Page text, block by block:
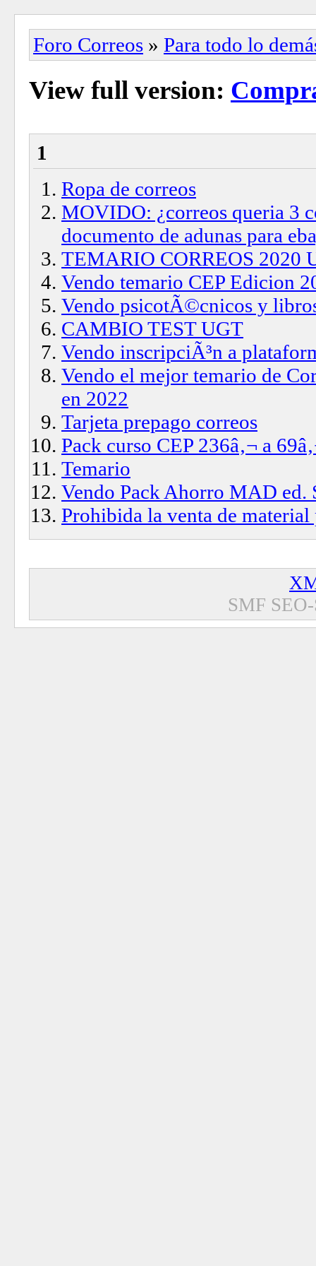
Foro Correos » Para todo lo
View full version:
1
Ropa de correos
MOVIDO: ¿correos queria 3
documento de adunas para
TEMARIO CORREOS 2020
Vendo temario CEP Edicion
Vendo psicotÃ©cnicos y
CAMBIO TEST UGT
Vendo inscripciÃ³n a
Vendo el mejor temario de
en 2022
Tarjeta prepago correos
Pack curso CEP 236â‚¬ a
Temario
Vendo Pack Ahorro MAD ed.
Prohibida la venta de
SMF